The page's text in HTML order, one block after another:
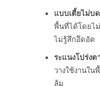
แบบเตี้ยไม่บ
พื้นที่ได้โดยไ
ไม่รู้สึกอึดอัด
ระแนงโปร่งต
วางใช้งานใ
ล้ม